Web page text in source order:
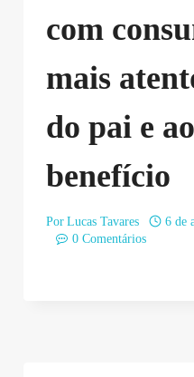
com
mais
do pai e
benefício
Por Lucas Tavares
6 de
0 Comentários